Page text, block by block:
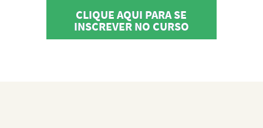
CLIQUE AQUI PARA SE
INSCREVER NO CURSO